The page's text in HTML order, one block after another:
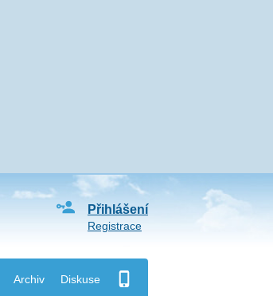
Archiv Diskuse
Přihlášení
Registrace